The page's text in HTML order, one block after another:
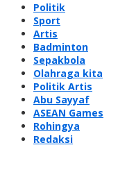
Politik
Sport
Artis
Badminton
Sepakbola
Olahraga kita
Politik Artis
Abu Sayyaf
ASEAN Games
Rohingya
Redaksi